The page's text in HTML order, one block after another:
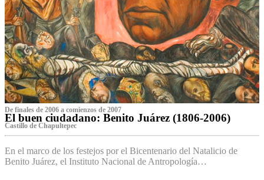
De finales de 2006 a comienzos de 2007
El buen ciudadano: Benito Juárez (1806-2006)
Castillo de Chapultepec
En el marco de los festejos por el Bicentenario del Natalicio de
Benito Juárez, el Instituto Nacional de Antropología…